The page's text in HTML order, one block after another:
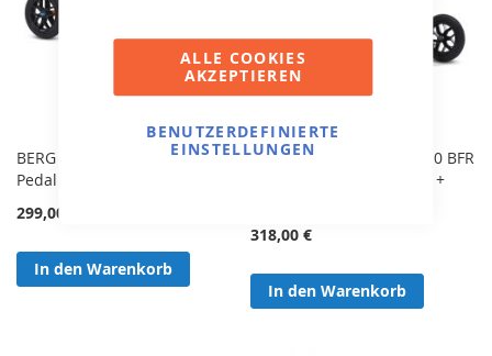
ALLE COOKIES
AKZEPTIEREN
BENUTZERDEFINIERTE
EINSTELLUNGEN
BERG Buddy B-Orange 2.0 BFR
Pedal Gokart 24.20.60.03
299,00 €
In den Warenkorb
BERG Buddy B-Orange 2.0 BFR
Pedal Gokart 24.20.60.03 +
318,00 €
In den Warenkorb